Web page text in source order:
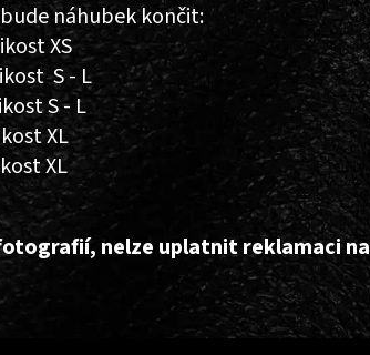
náhubek končit:
XS
S - L
S - L
XL
XL
nelze uplatnit reklamaci